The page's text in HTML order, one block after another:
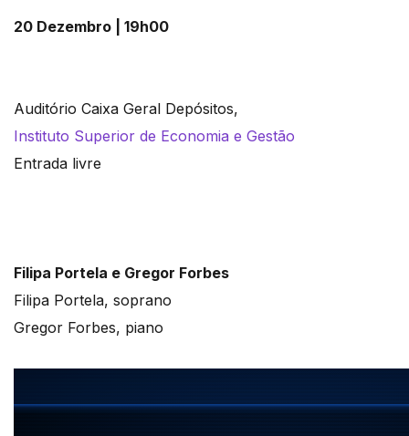
20 Dezembro | 19h00
Auditório Caixa Geral Depósitos,
Instituto Superior de Economia e Gestão
Entrada livre
Filipa Portela e Gregor Forbes
Filipa Portela, soprano
Gregor Forbes, piano